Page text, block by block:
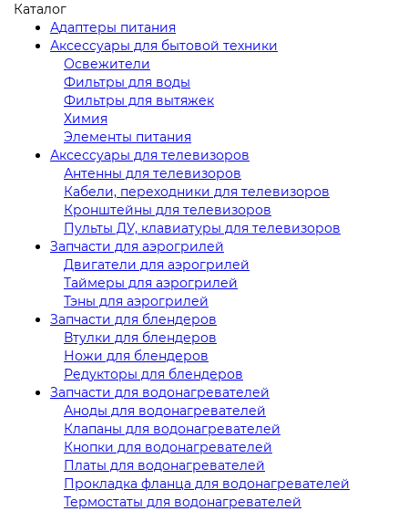
Каталог
Адаптеры питания
Аксессуары для бытовой техники
Освежители
Фильтры для воды
Фильтры для вытяжек
Химия
Элементы питания
Аксессуары для телевизоров
Антенны для телевизоров
Кабели, переходники для телевизоров
Кронштейны для телевизоров
Пульты ДУ, клавиатуры для телевизоров
Запчасти для аэрогрилей
Двигатели для аэрогрилей
Таймеры для аэрогрилей
Тэны для аэрогрилей
Запчасти для блендеров
Втулки для блендеров
Ножи для блендеров
Редукторы для блендеров
Запчасти для водонагревателей
Аноды для водонагревателей
Клапаны для водонагревателей
Кнопки для водонагревателей
Платы для водонагревателей
Прокладка фланца для водонагревателей
Термостаты для водонагревателей